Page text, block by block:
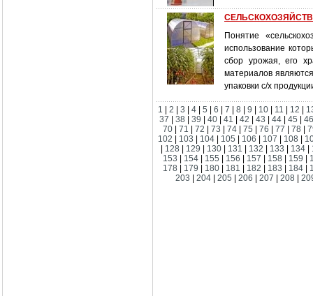
Понятие
использование
сбор урожая, его
материалов
упаковки с/х
1 2 3 4 5 6 7 8 9 10 11 12
37
|38 |39 |40 |41 |42 |43 |44 |45 |
70
71 72 73 74 75 76 77 78
102
103 104 105 106 107 108
128 129 130 131 132 133 134
153
154 155 156 157 158 159
178
179 180 181 182 183 184
203
|204 |205 |206 |207 |208 |